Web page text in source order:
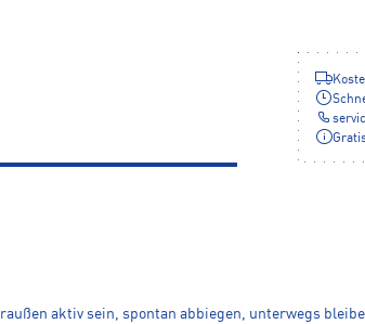
aktiv sein, spontan abbiegen, unterwegs